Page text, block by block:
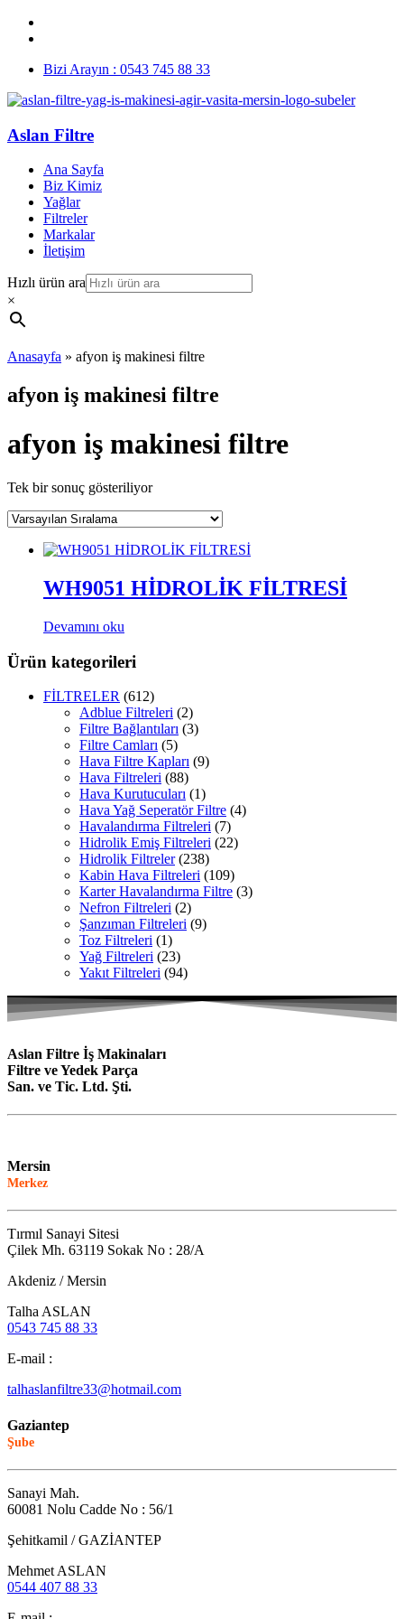
Bizi Arayın : 0543 745 88 33
Aslan Filtre
Ana Sayfa
Biz Kimiz
Yağlar
Filtreler
Markalar
İletişim
Hızlı ürün ara
×
Anasayfa » afyon iş makinesi filtre
afyon iş makinesi filtre
afyon iş makinesi filtre
Tek bir sonuç gösteriliyor
WH9051 HİDROLİK FİLTRESİ
Devamını oku
Ürün kategorileri
FİLTRELER (612)
Adblue Filtreleri (2)
Filtre Bağlantıları (3)
Filtre Camları (5)
Hava Filtre Kapları (9)
Hava Filtreleri (88)
Hava Kurutucuları (1)
Hava Yağ Seperatör Filtre (4)
Havalandırma Filtreleri (7)
Hidrolik Emiş Filtreleri (22)
Hidrolik Filtreler (238)
Kabin Hava Filtreleri (109)
Karter Havalandırma Filtre (3)
Nefron Filtreleri (2)
Şanzıman Filtreleri (9)
Toz Filtreleri (1)
Yağ Filtreleri (23)
Yakıt Filtreleri (94)
Aslan Filtre İş Makinaları
Filtre ve Yedek Parça
San. ve Tic. Ltd. Şti.
Mersin
Merkez
Tırmıl Sanayi Sitesi
Çilek Mh. 63119 Sokak No : 28/A
Akdeniz / Mersin
Talha ASLAN
0543 745 88 33
E-mail :
talhaslanfiltre33@hotmail.com
Gaziantep
Şube
Sanayi Mah.
60081 Nolu Cadde No : 56/1
Şehitkamil / GAZİANTEP
Mehmet ASLAN
0544 407 88 33